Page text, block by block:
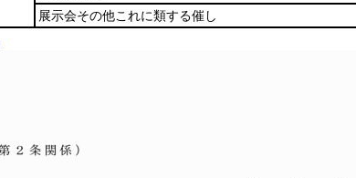
展示会その他これに類する催し